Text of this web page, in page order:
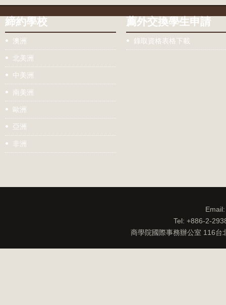
締約學校
澳洲
北美洲
中美洲
南美洲
歐洲
亞洲
非洲
薦外交換學生申請
錄取資格表格下載
Tel: +886-2-
商學院國際事務辦公室 116台